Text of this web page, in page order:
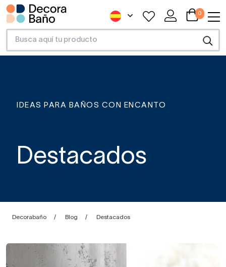
0
IDEAS PARA BAÑOS CON ENCANTO
Destacados
Decorabaño Blog Destacados